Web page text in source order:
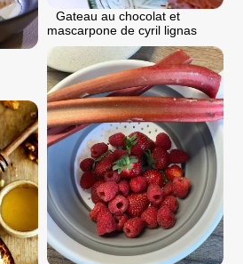
Gateau au chocolat et
mascarpone de cyril lignas